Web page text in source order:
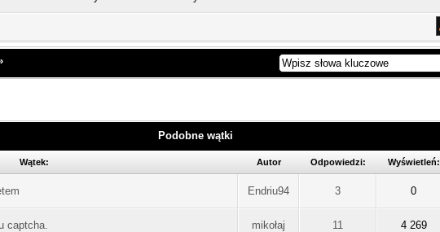
Podobne wątki
Wątek: Autor Odpowiedzi: Wyświetleń:
Endriu94 3 0
captcha. mikołaj 11 4 269